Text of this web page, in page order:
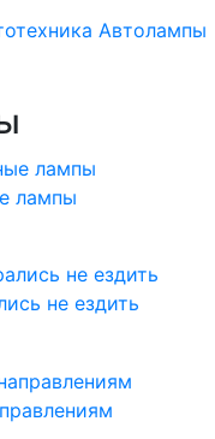
Автолампы
лампы
не ездить